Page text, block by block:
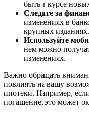
быть в курсе
Следите за
изменениях в
крупных изданиях.
Используйте
нем можно
изменениях.
Важно обращать
повлиять на вашу
ипотеки. Например,
погашение, это может